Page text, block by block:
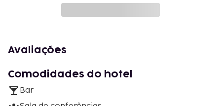
Avaliações
Comodidades do hotel
Bar